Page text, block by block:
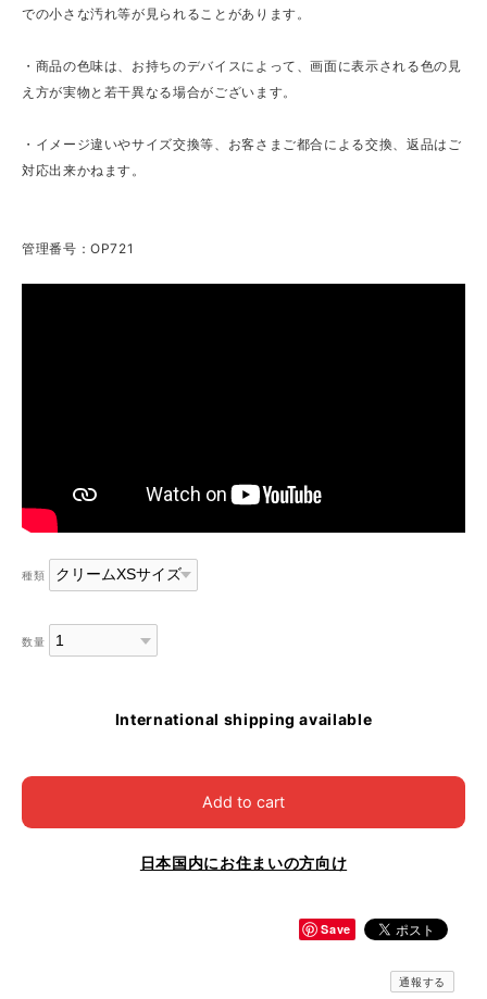
での小さな汚れ等が見られることがあります。
・商品の色味は、お持ちのデバイスによって、画面に表示される色の見
え方が実物と若干異なる場合がございます。
・イメージ違いやサイズ交換等、お客さまご都合による交換、返品はご
対応出来かねます。
管理番号：OP721
種類
数量
International shipping available
Add to cart
日本国内にお住まいの方向け
Save
通報する